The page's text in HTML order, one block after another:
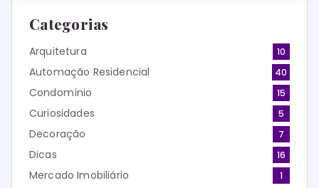
Categorias
Arquitetura 10
Automação Residencial 40
Condomínio 15
Curiosidades 5
Decoração 7
Dicas 16
Mercado Imobiliário 1